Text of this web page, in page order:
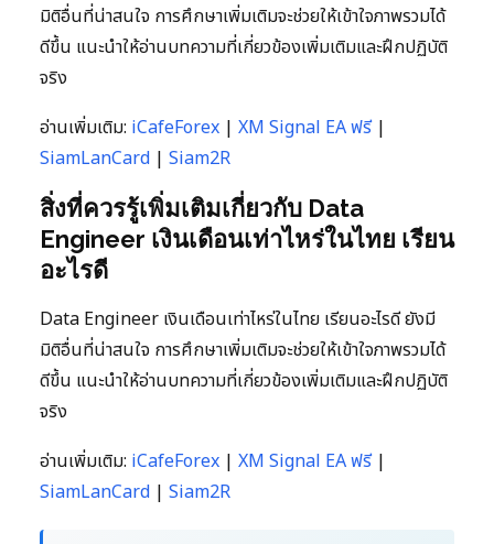
มิติอื่นที่น่าสนใจ การศึกษาเพิ่มเติมจะช่วยให้เข้าใจภาพรวมได้
ดีขึ้น แนะนำให้อ่านบทความที่เกี่ยวข้องเพิ่มเติมและฝึกปฏิบัติ
จริง
อ่านเพิ่มเติม: iCafeForex | XM Signal EA ฟรี|
SiamLanCard | Siam2R
สิ่งที่ควรรู้เพิ่มเติมเกี่ยวกับ Data
Engineer เงินเดือนเท่าไหร่ในไทย เรียน
อะไรดี
Data Engineer เงินเดือนเท่าไหร่ในไทย เรียนอะไรดี ยังมี
มิติอื่นที่น่าสนใจ การศึกษาเพิ่มเติมจะช่วยให้เข้าใจภาพรวมได้
ดีขึ้น แนะนำให้อ่านบทความที่เกี่ยวข้องเพิ่มเติมและฝึกปฏิบัติ
จริง
อ่านเพิ่มเติม: iCafeForex | XM Signal EA ฟรี|
SiamLanCard | Siam2R